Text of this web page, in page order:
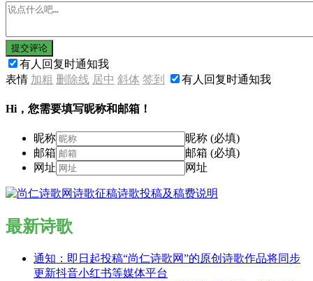
提交评论
有人回复时通知我
表情 加粗 删除线 居中 斜体 签到 有人回复时通知我
Hi，您需要填写昵称和邮箱！
昵称
昵称 (必填)
邮箱
邮箱 (必填)
网址
网址
最新诗歌
通知：即日起投稿“尚仁诗歌网”的原创诗歌作品将同步
更新抖音小红书等媒体平台